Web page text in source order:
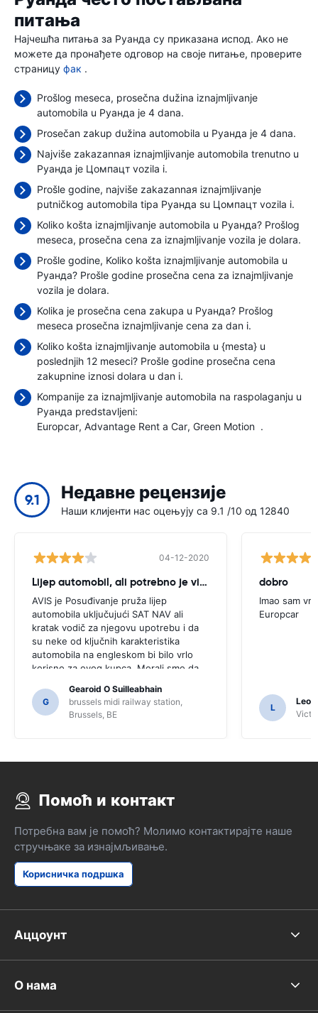
питања
Најчешћа питања за Руанда су приказана испод. Ако не
можете да пронађете одговор на своје питање, проверите
страницу фак .
Prošlog meseca, prosečna dužina iznajmljivanje
automobila u Руанда je 4 dana.
Prosečan zakup dužina automobila u Руанда je 4 dana.
Najviše zakazannaя iznajmljivanje automobila trenutno u
Руанда je Цомпацт vozila i.
Prošle godine, najviše zakazannaя iznajmljivanje
putničkog automobila tipa Руанда su Цомпацт vozila i.
Koliko košta iznajmljivanje automobila u Руанда? Prošlog
meseca, prosečna cena za iznajmljivanje vozila je dolara.
Prošle godine, Koliko košta iznajmljivanje automobila u
Руанда? Prošle godine prosečna cena za iznajmljivanje
vozila je dolara.
Kolika je prosečna cena zakupa u Руанда? Prošlog
meseca prosečna iznajmljivanje cena za dan i.
Koliko košta iznajmljivanje automobila u {mesta} u
poslednjih 12 meseci? Prošle godine prosečna cena
zakupnine iznosi dolara u dan i.
Kompanije za iznajmljivanje automobila na raspolaganju u
Руанда predstavljeni:
Europcar Advantage Rent a Car Green Motion .
9.1 Недавне рецензије
Наши клијенти нас оцењују са 9.1 /10 од 12840
04-12-2020
Lijep automobil, ali potrebno je više savjet
AVIS je Posuđivanje pruža lijep
automobila uključujući SAT NAV ali
kratak vodič za njegovu upotrebu i da
su neke od ključnih karakteristika
automobila na engleskom bi bilo vrlo
korisno za ovog kupca. Morali smo da
samo za to nam možda nisu shvatili
funkcije Sat Nav.
G
Gearoid O Suilleabhain
brussels midi railway station,
Brussels, BE
dobro
Imao sam
Europcar
L
Помоћ и контакт
Потребна вам је помоћ? Молимо контактирајте наше
стручњаке за изнајмљивање.
Корисничка подршка
Аццоунт
О нама